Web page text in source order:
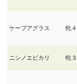
ケープアグラス 牝４
ニシノエピカリ 牝３